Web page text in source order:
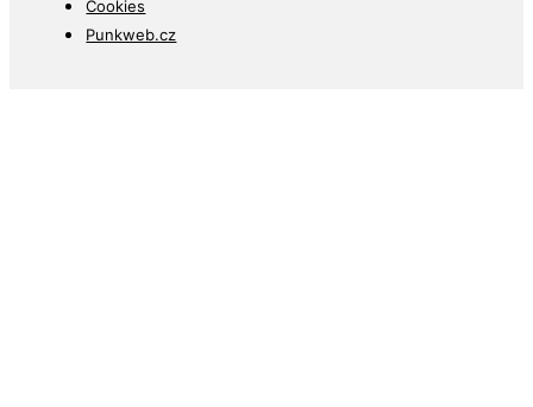
Cookies
Punkweb.cz